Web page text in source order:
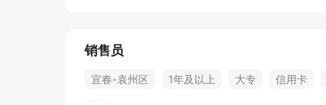
销售员
宜春-袁州区 1年及以上 大专 信用卡